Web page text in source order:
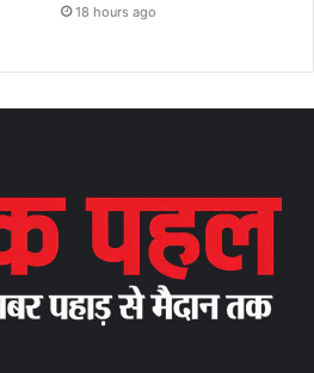
18 hours ago